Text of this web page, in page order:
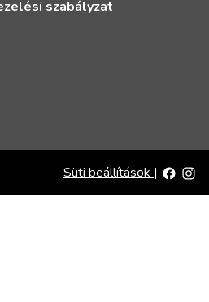
szabályzat
Süti beállítások |